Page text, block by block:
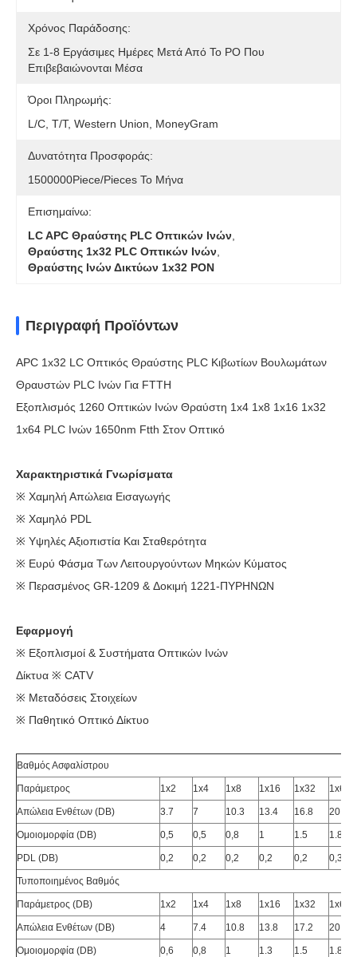
Χρόνος Παράδοσης:
Σε 1-8 Εργάσιμες Ημέρες Μετά Από Το PO Που
Επιβεβαιώνονται Μέσα
Όροι Πληρωμής:
L/C, T/T, Western Union, MoneyGram
Δυνατότητα Προσφοράς:
1500000Piece/Pieces Το Μήνα
Επισημαίνω:
LC APC Θραύστης PLC Οπτικών Ινών
Θραύστης 1x32 PLC Οπτικών Ινών
Θραύστης Ινών Δικτύων 1x32 PON
Περιγραφή Προϊόντων
APC 1x32 LC Οπτικός Θραύστης PLC Κιβωτίων Βουλωμάτων
Θραυστών PLC Ινών Για FTTH
Εξοπλισμός 1260 Οπτικών Ινών Θραύστη 1x4 1x8 1x16 1x32
1x64 PLC Ινών 1650nm Ftth Στον Οπτικό
Χαρακτηριστικά Γνωρίσματα
※ Χαμηλή Απώλεια Εισαγωγής
※ Χαμηλό PDL
※ Υψηλές Αξιοπιστία Και Σταθερότητα
※ Ευρύ Φάσμα Των Λειτουργούντων Μηκών Κύματος
※ Περασμένος GR-1209 & Δοκιμή 1221-ΠΥΡΗΝΩΝ
Εφαρμογή
※ Εξοπλισμοί & Συστήματα Οπτικών Ινών
Δίκτυα ※ CATV
※ Μεταδόσεις Στοιχείων
※ Παθητικό Οπτικό Δίκτυο
Βαθμός Ασφαλίστρου
Παράμετρος 1x2 1x4 1x8 1x16 1x32 1x64
Απώλεια Ενθέτων (DB) 3.7 7 10.3 13.4 16.8 20
Ομοιομορφία (DB) 0,5 0,5 0,8 1 1.5 1.8
PDL (DB) 0,2 0,2 0,2 0,2 0,2 0,3
Τυποποιημένος Βαθμός
Παράμετρος (DB) 1x2 1x4 1x8 1x16 1x32 1x64
Απώλεια Ενθέτων (DB) 4 7.4 10.8 13.8 17.2 20.4
Ομοιομορφία (DB) 0,6 0,8 1 1.3 1.5 1.8